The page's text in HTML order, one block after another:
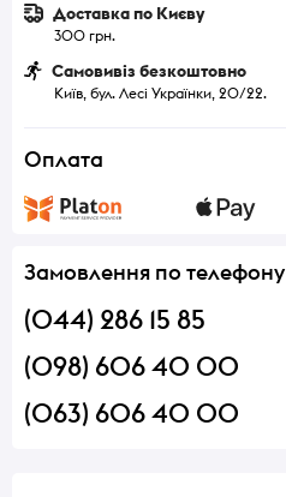
Доставка по Києву
300 грн.
Самовивіз безкоштовно
Київ, бул. Лесі Українки, 20/22.
Оплата
Замовлення по телефону
(044) 286 15 85
(098) 606 40 00
(063) 606 40 00